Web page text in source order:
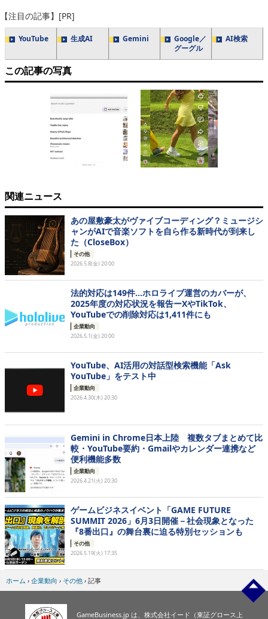
【注目の記事】[PR]
YouTube 生成AI Gemini
Google／
グーグル
AI検索
この記事の写真
関連ニュース
あの屋敷豪太がヴァイブコーディング？ミュージシ
ャンがAIで音楽ソフトを自ら作る新時代が到来し
た（CloseBox）
その他
2026.5.8(金) 20:00
法的対応は149件…ホロライブ運営のカバーが、
2025年度の対応状況を報告ーXやTikTok、
YouTubeでの削除対応は1,411件にも
企業動向
2026.5.1(金) 20:00
YouTube、AI活用の対話型検索機能「Ask
YouTube」をテスト中
企業動向
2026.4.30(木) 20:30
Gemini in Chrome日本上陸 複数タブまとめて比
較・YouTube要約・Gmailやカレンダー連携など
便利機能多数
企業動向
2026.4.21(火) 20:30
ゲームビジネスイベント「GAME FUTURE
SUMMIT 2026」6月3日開催－社会現象となった
『8番出口』の舞台裏に迫る特別セッションも
その他
2026.5.19(火) 17:35
ホーム › 企業動向 › その他 › 記事
GameBusiness.jp は、株式会社イード（東証グロース上